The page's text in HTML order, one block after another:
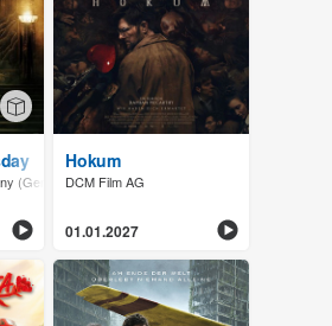
(Germany) GmbH
Hokum
DCM Film AG
01.01.2027